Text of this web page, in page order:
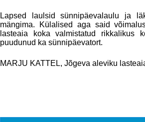
Lapsed laulsid sünnipäevalaulu ja
mängima. Külalised aga said
lasteaia koka valmistatud rikkalikus
puudunud ka sünnipäevatort.
MARJU KATTEL, Jõgeva aleviku